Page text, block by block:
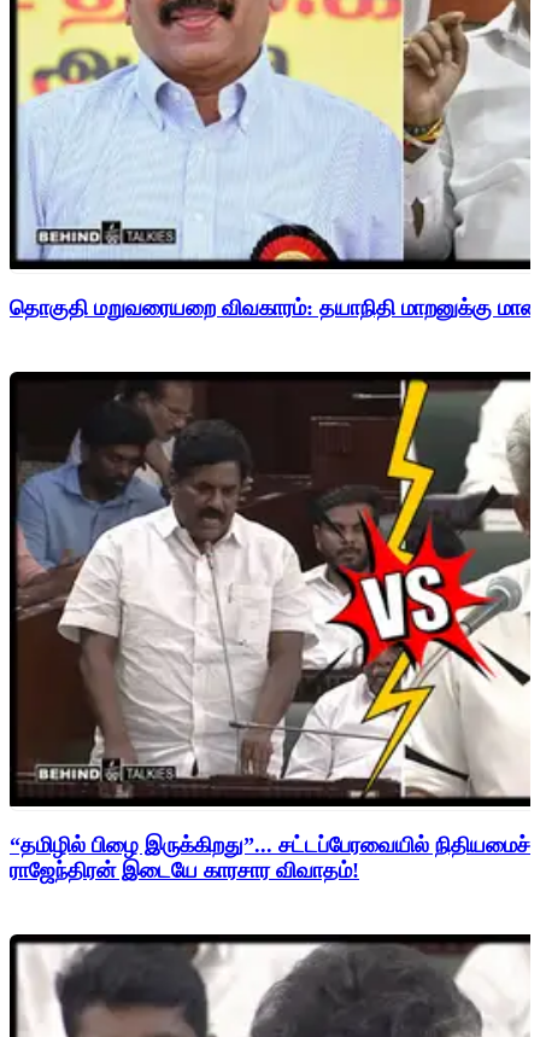
தொகுதி மறுவரையறை விவகாரம்: தயாநிதி மாறனுக்கு
“தமிழில் பிழை இருக்கிறது”... சட்டப்பேரவையில்
ராஜேந்திரன் இடையே காரசார விவாதம்!